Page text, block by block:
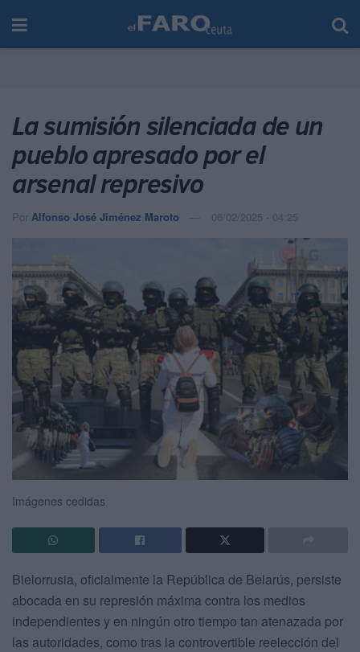
La sumisión silenciada de un
pueblo apresado por el
arsenal represivo
Por Alfonso José Jiménez Maroto 06/02/2025 - 04:25
Imágenes cedidas
Bielorrusia, oficialmente la República de Belarús, persiste
abocada en su represión máxima contra los medios
independientes y en ningún otro tiempo tan atenazada por
las autoridades, como tras la controvertible reelección del